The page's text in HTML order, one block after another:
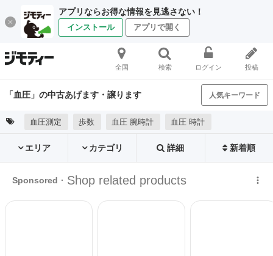
アプリならお得な情報を見逃さない！
インストール アプリで開く
全国 検索 ログイン 投稿
「血圧」の中古あげます・譲ります 人気キーワード
血圧測定 歩数 血圧 腕時計 血圧 時計
エリア カテゴリ 詳細 新着順